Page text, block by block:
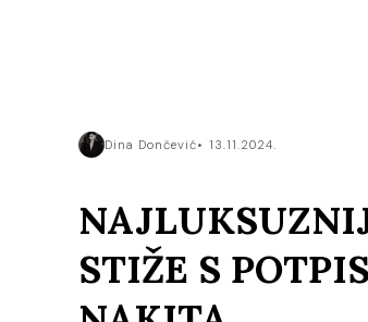
Dina Dončević 13.11.2024.
STIŽE S